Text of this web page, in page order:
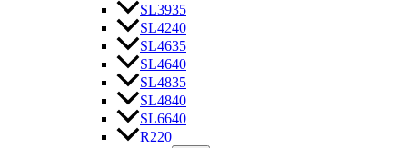
SL3935
SL4240
SL4635
SL4640
SL4835
SL4840
SL6640
R220